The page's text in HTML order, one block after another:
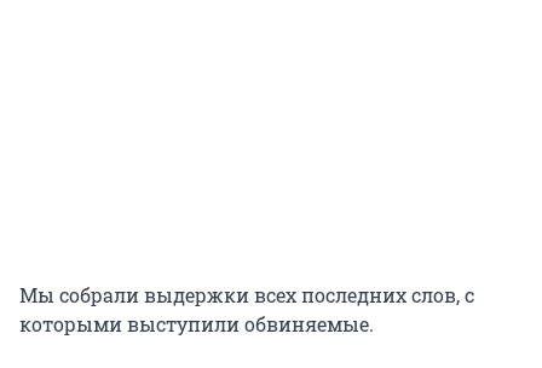
Мы собрали выдержки всех последних слов, с
которыми выступили обвиняемые.